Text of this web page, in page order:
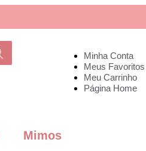
Minha Conta
Meus Favoritos
Meu Carrinho
Página Home
Mimos